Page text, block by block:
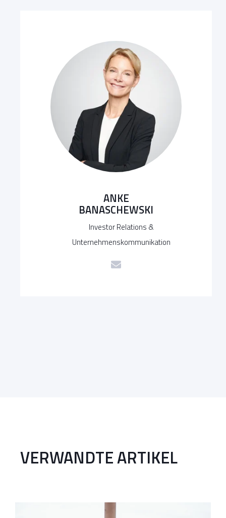
ANKE
BANASCHEWSKI
Investor Relations &
Unternehmenskommunikation
VERWANDTE ARTIKEL